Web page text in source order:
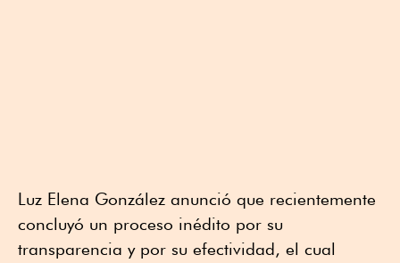
Luz Elena González anunció que recientemente
concluyó un proceso inédito por su
transparencia y por su efectividad, el cual